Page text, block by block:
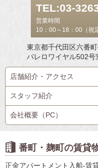
TEL:03-
営業時間
10：00～18：00（祝
東京都千代田区六番町
パレロワイヤル502号
店舗紹介・アクセス
スタッフ紹介
会社概要（PC）
番町・麹町の賃貸
正金アパートメント入船-賃